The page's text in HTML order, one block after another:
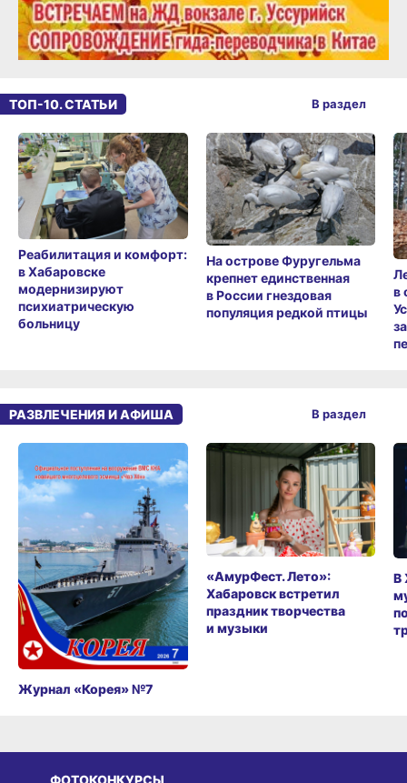
ТОП-10. СТАТЬИ
Реабилитация и комфорт:
в Хабаровске
модернизируют
психиатрическую
больницу
На острове Фуругельма
крепнет единственная
в России гнездовая
популяция редкой птицы
в
В раздел
РАЗВЛЕЧЕНИЯ И АФИША
Журнал «Корея» №7
«АмурФест. Лето»:
Хабаровск встретил
праздник творчества
и музыки
В
В раздел
ФОТОКОНКУРСЫ